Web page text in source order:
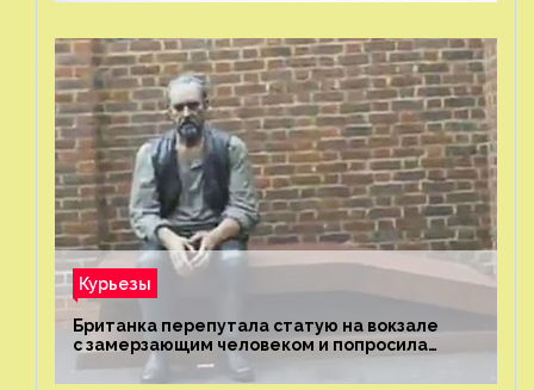
Курьезы
Британка перепутала статую на вокзале
с замерзающим человеком и попросила
о помощи